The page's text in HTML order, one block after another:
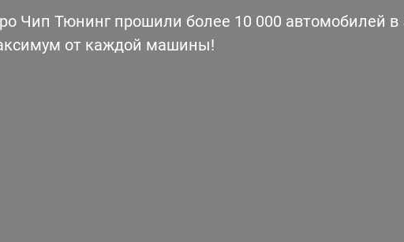
Чип Тюнинг прошили более 10 000 автомобилей в
от каждой машины!